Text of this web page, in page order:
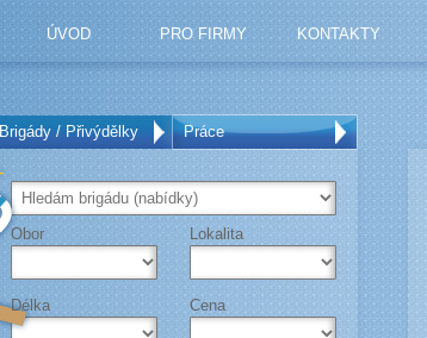
ÚVOD PRO FIRMY KONTAKTY
Brigády / Přivýdělky Práce
Obor Lokalita
Délka Cena